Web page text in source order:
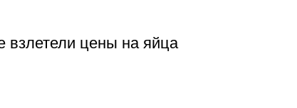
взлетели цены на яйца